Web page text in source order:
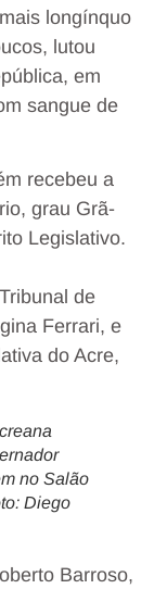
longínquo
lutou
em
sangue de
recebeu a
grau Grã-
Legislativo.
de
Ferrari, e
do Acre,
no Salão
Diego
Barroso,